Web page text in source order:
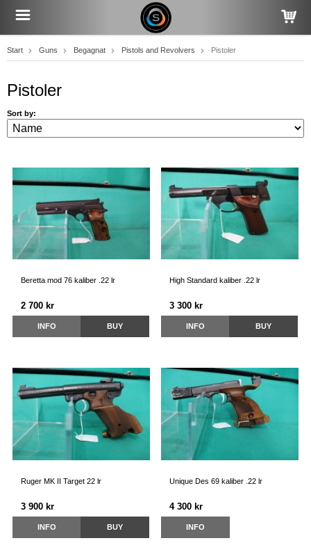
Start Guns Begagnat Pistols and Revolvers Pistoler
Pistoler
Sort by:
Beretta mod 76 kaliber .22 lr
2 700 kr
INFO BUY
High Standard kaliber .22 lr
3 300 kr
INFO BUY
Ruger MK II Target 22 lr
3 900 kr
INFO BUY
Unique Des 69 kaliber .22 lr
4 300 kr
INFO